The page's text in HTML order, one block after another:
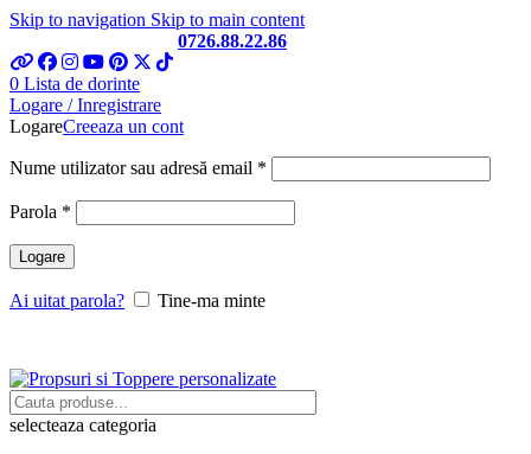
Skip to navigation Skip to main content
0726.88.22.86
0 Lista de dorinte
Logare / Inregistrare
LogareCreeaza un cont
Nume utilizator sau adresă email *
Parola *
Logare
Ai uitat parola? Tine-ma minte
selecteaza categoria